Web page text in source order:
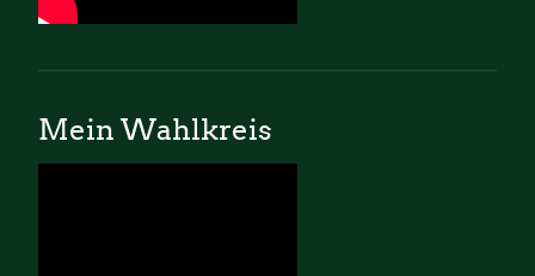
Mein Wahlkreis